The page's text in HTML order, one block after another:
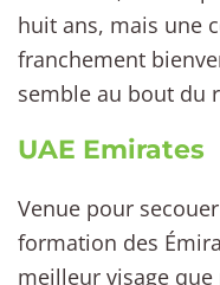
huit ans, mais une
franchement
semble au bout du
UAE Emirates
Venue pour
formation des
meilleur visage